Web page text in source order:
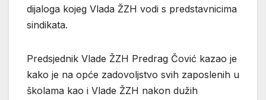
dijaloga kojeg Vlada ŽZH vodi s predstavnicima
sindikata.
Predsjednik Vlade ŽZH Predrag Čović kazao je
kako je na opće zadovoljstvo svih zaposlenih u
školama kao i Vlade ŽZH nakon dužih